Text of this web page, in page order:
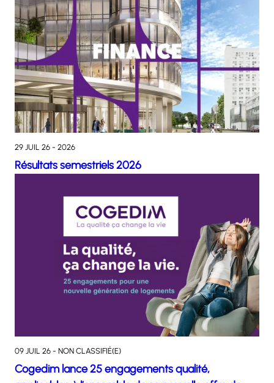
29 JUIL 26 - 2026
Résultats semestriels 2026
09 JUIL 26 - NON CLASSIFIÉ(E)
Cogedim lance 25 engagements qualité,